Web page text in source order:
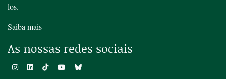
los.
Saiba mais
As nossas redes sociais